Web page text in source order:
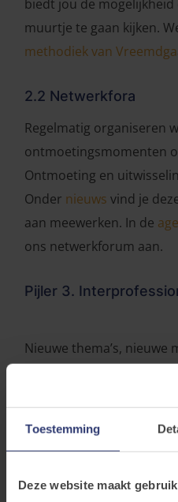
Toestemming
Deze website maakt
biedt jou de
muurtje te gaan kijken.
methodiek van
2.2 Netwerkfora
Regelmatig organiseren
ontmoetingsmomenten
Ontmoeting en
Onder nieuws vind je
aan meewerken. In de
ons netwerkforum aan.
Pijler 3.
Nieuwe thema’s, nieuwe
uitdagingen ... we gaan
er geen pasklare
vorming, soms starten